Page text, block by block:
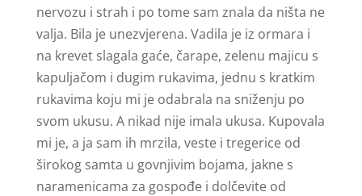
nervozu i strah i po tome sam znala da ništa ne
valja. Bila je unezvjerena. Vadila je iz ormara i
na krevet slagala gaće, čarape, zelenu majicu s
kapuljačom i dugim rukavima, jednu s kratkim
rukavima koju mi je odabrala na sniženju po
svom ukusu. A nikad nije imala ukusa. Kupovala
mi je, a ja sam ih mrzila, veste i tregerice od
širokog samta u govnjivim bojama, jakne s
naramenicama za gospođe i dolčevite od